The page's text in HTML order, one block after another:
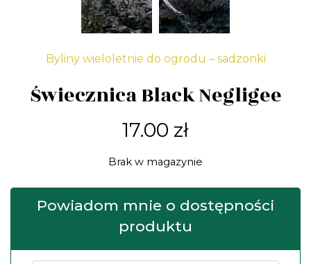
Byliny wieloletnie do ogrodu – sadzonki
Świecznica Black Negligee
17.00 zł
Brak w magazynie
Powiadom mnie o dostępności
produktu